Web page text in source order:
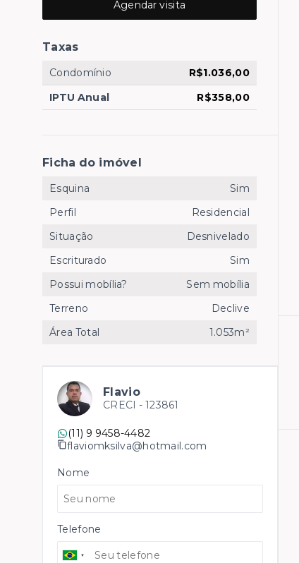
Agendar visita
Taxas
Condomínio
R$1.036,00
IPTU Anual
R$358,00
Ficha do imóvel
Esquina
Sim
Perfil
Residencial
Situação
Desnivelado
Escriturado
Sim
Possui mobília?
Sem mobília
Terreno
Declive
Área Total
1.053m²
Flavio
CRECI - 123861
(11) 9 9458-4482
flaviomksilva@hotmail.com
Nome
Telefone